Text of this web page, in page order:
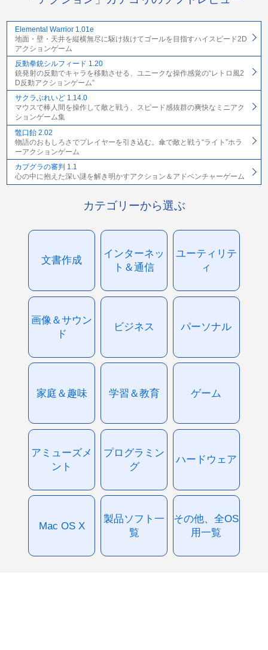
Elemental Warrior 1.01e
地面・壁・天井を縦横無尽に駆け抜けてゴールを目指すハイスピード2D
アクションゲーム
反動拳銃シルフィード 1.20
銃発射の反動でキャラを移動させる、ユニークな操作感覚の“レトロ風2
D反動アクションゲーム”
サクラぶれいど 1.14.0
マウスで棒人間を操作して敵と戦う、スピード感抜群の爽快なミニアク
ションゲーム集
鼈口飴 2.02
物語のおもしろさでプレイヤーを引き込む。傘で敵と戦う“ライト”ホラ
ーアクションゲーム
カプグラの審判 1.1
心の中に抱えた深い謎を解き明かすアクション＆アドベンチャーゲーム
カテゴリーから選ぶ
文書作成
インターネッ
ト＆通信
ユーティリテ
ィ
画像＆サウン
ド
ビジネス パーソナル
家庭＆趣味 学習＆教育 ゲーム
アミューズメ
ント
プログラミン
グ
ハードウェア
Mac OS X
製品ソフト一
覧
その他、全OS
用一覧